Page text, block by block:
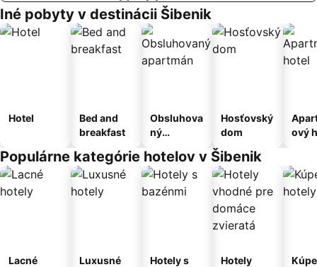
Iné pobyty v destinácii Šibenik
Hotel
Bed and
breakfast
Obsluhova
ný
Hosťovský
dom
ový
Populárne kategórie hotelov v Šibenik
Lacné
Luxusné
Hotely s
Hotely